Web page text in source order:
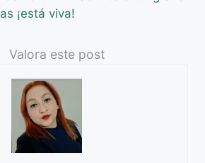
¡está viva!
Valora este post